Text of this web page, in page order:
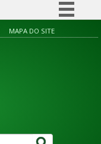
Simplifique!
MAPA DO SITE